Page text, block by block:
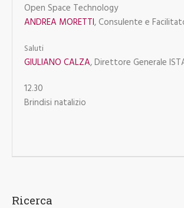
Open Space Technology
ANDREA MORETTI, Consulente e
Saluti
GIULIANO CALZA, Direttore Generale
12.30
Brindisi natalizio
Ricerca